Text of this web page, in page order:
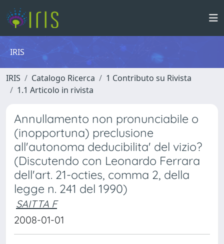
IRIS
IRIS Catalogo Ricerca
1 Contributo su Rivista
1.1 Articolo in rivista
Annullamento non pronunciabile o
(inopportuna) preclusione
all'autonoma deducibilita' del vizio?
(Discutendo con Leonardo Ferrara
dell'art. 21-octies, comma 2, della
legge n. 241 del 1990)
SAITTA F
2008-01-01